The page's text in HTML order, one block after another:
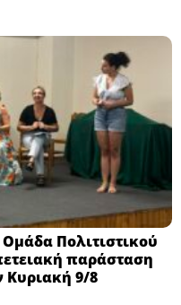
Ομάδα Πολιτιστικού
παράσταση
Κυριακή 9/8